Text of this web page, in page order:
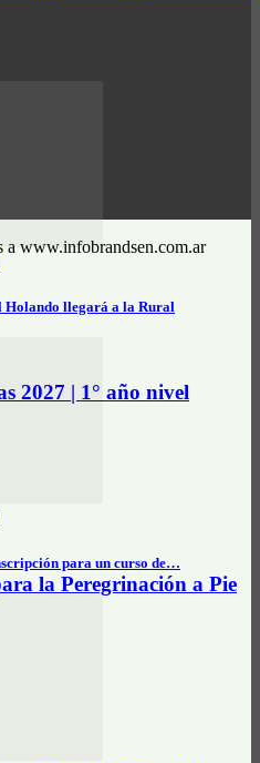
Holando llegará a la Rural
para un curso de…
a www.infobrandsen.com.ar
2027 | 1° año nivel
la Peregrinación a Pie